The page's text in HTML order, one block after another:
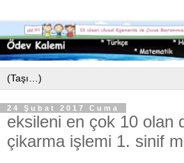
24 Şubat 2017 Cuma
eksileni en çok 10 olan
çikarma işlemi 1. sinif